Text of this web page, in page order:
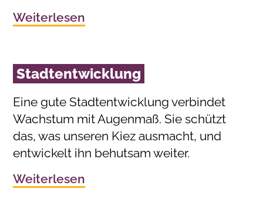
Weiterlesen
Stadtentwicklung
Eine gute Stadtentwicklung verbindet
Wachstum mit Augenmaß. Sie schützt
das, was unseren Kiez ausmacht, und
entwickelt ihn behutsam weiter.
Weiterlesen